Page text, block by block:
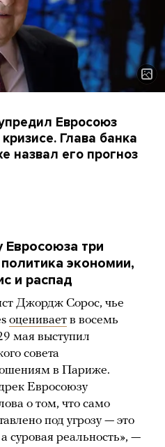
Евросоюз
Глава банка
назвал его прогноз
Евросоюза три
экономии,
и распад
Джордж Сорос, чье
оценивает в восемь
мая выступил
совета
в Париже.
Евросоюзу
о том, что само
под угрозу — это
суровая реальность», —